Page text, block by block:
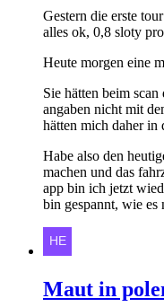
Gestern die erste
alles ok, 0,8 sloty
Heute morgen eine
Sie hätten beim scan
angaben nicht mit
hätten mich daher in
Habe also den
machen und das
app bin ich jetzt
bin gespannt, wie es
Maut in